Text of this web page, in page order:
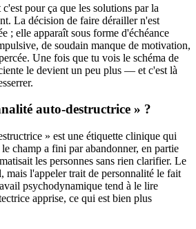
pour ça que les solutions par la
La décision de faire dérailler n'est
; elle apparaît sous forme d'échéance
de soudain manque de motivation,
Une fois que tu vois le schéma de
le devient un peu plus — et c'est là
auto-destructrice » ?
» est une étiquette clinique qui
champ a fini par abandonner, en partie
les personnes sans rien clarifier. Le
mais l'appeler trait de personnalité le fait
psychodynamique tend à le lire
apprise, ce qui est bien plus